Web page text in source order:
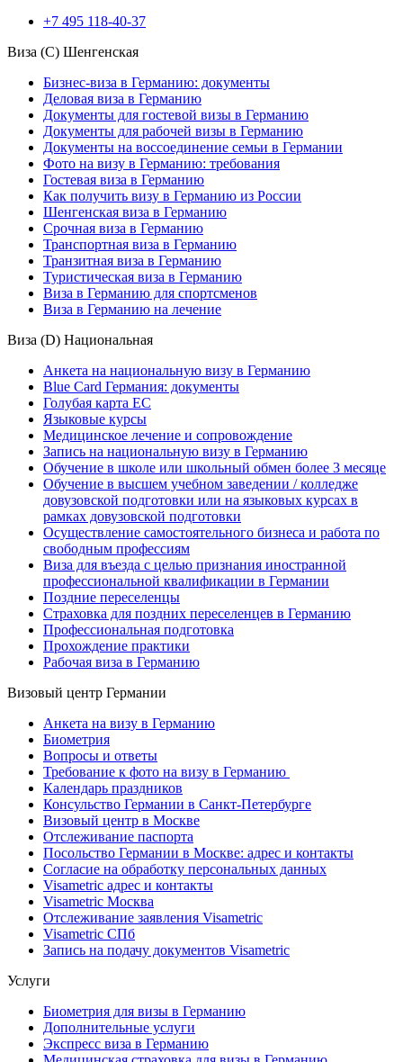
+7 495 118-40-37
Виза (C) Шенгенская
Бизнес-виза в Германию: документы
Деловая виза в Германию
Документы для гостевой визы в Германию
Документы для рабочей визы в Германию
Документы на воссоединение семьи в Германии
Фото на визу в Германию: требования
Гостевая виза в Германию
Как получить визу в Германию из России
Шенгенская виза в Германию
Срочная виза в Германию
Транспортная виза в Германию
Транзитная виза в Германию
Туристическая виза в Германию
Виза в Германию для спортсменов
Виза в Германию на лечение
Виза (D) Национальная
Анкета на национальную визу в Германию
Blue Card Германия: документы
Голубая карта ЕС
Языковые курсы
Медицинское лечение и сопровождение
Запись на национальную визу в Германию
Обучение в школе или школьный обмен более 3 месяце
Обучение в высшем учебном заведении / колледже
довузовской подготовки или на языковых курсах в
рамках довузовской подготовки
Осуществление самостоятельного бизнеса и работа по
свободным профессиям
Виза для въезда с целью признания иностранной
профессиональной квалификации в Германии
Поздние переселенцы
Страховка для поздних переселенцев в Германию
Профессиональная подготовка
Прохождение практики
Рабочая виза в Германию
Визовый центр Германии
Анкета на визу в Германию
Биометрия
Вопросы и ответы
Требование к фото на визу в Германию
Календарь праздников
Консульство Германии в Санкт-Петербурге
Визовый центр в Москве
Отслеживание паспорта
Посольство Германии в Москве: адрес и контакты
Согласие на обработку персональных данных
Visametric адрес и контакты
Visametric Москва
Отслеживание заявления Visametric
Visametric СПб
Запись на подачу документов Visametric
Услуги
Биометрия для визы в Германию
Дополнительные услуги
Экспресс виза в Германию